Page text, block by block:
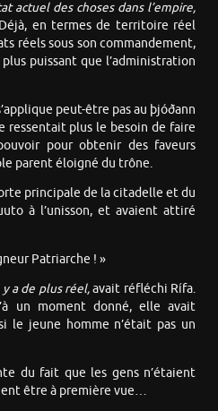
actuel des choses dans l’empire,
en termes de territoire réel
réels sous son commandement,
puissant que l’administration
peut-être pas au þjóðann
ressentait plus le besoin de faire
pour obtenir des faveurs
parent éloigné du trône.
principale de la citadelle et du
à l’unisson, et avaient attiré
Patriarche ! »
y a de plus réel,avait réfléchi Rífa.
un moment donné, elle avait
le jeune homme n’était pas un
du fait que les gens n’étaient
être à première vue…